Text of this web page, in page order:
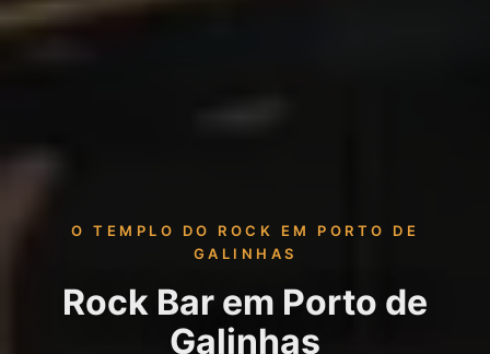
O TEMPLO DO ROCK EM PORTO DE
GALINHAS
Rock Bar em Porto de
Galinhas